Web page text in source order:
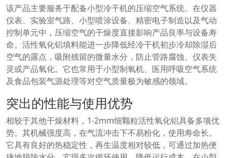
该产品主要服务于配备小型冷干机的压缩空气系统。在仪器
仪表、实验室气路、小型喷涂设备、精密电子制造以及气动
控制单元中，压缩空气的干燥度直接影响产品良率与设备寿
命。活性氧化铝填料能进一步降低经冷干机初步冷却除湿后
空气的露点，吸附残留的微量水分，防止管路腐蚀、仪表失
灵或产品氧化。它也常用于小型制氧机、医用呼吸空气系统
及食品包装气源处理等对空气质量极为敏感的领域。
突出的性能与使用优势
相较于其他干燥材料，1-2mm细颗粒活性氧化铝具备多项优
势。其机械强度高，在气流冲击下不易粉化，使用寿命长。
它具有良好的热稳定性，再生温度相对较低，可通过加热便